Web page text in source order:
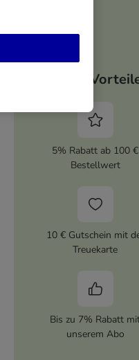
Deine
5% Rabatt ab 100 €
Bestellwert
10 € Gutschein mit
Treuekarte
Bis zu 7% Rabatt
unserem Abo